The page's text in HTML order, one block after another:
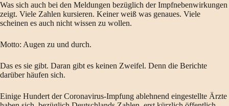
Was sich auch bei den Meldungen bezüglich der Impfnebenwirkungen
zeigt. Viele Zahlen kursieren. Keiner weiß was genaues. Viele
scheinen es auch nicht wissen zu wollen.
Motto: Augen zu und durch.
Das es sie gibt. Daran gibt es keinen Zweifel. Denn die Berichte
darüber häufen sich.
Einige Hundert der Coronavirus-Impfung ablehnend eingestellte Ärzte